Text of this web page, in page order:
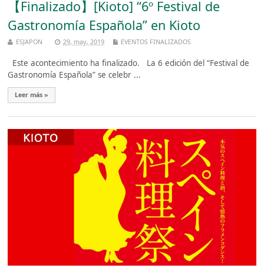
【Finalizado】[Kioto] “6º Festival de
Gastronomía Española” en Kioto
ESJAPON 29, may, 2019 EVENTOS FINALIZADOS
Este acontecimiento ha finalizado. La 6 edición del “Festival de
Gastronomía Española” se celebr ...
Leer más »